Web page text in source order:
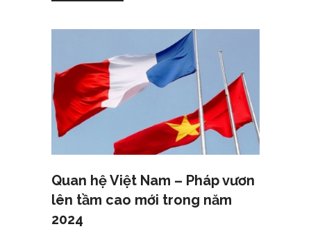
Quan hệ Việt Nam – Pháp vươn
lên tầm cao mới trong năm
2024